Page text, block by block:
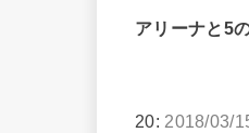
アリーナと5
20: 2018/03/